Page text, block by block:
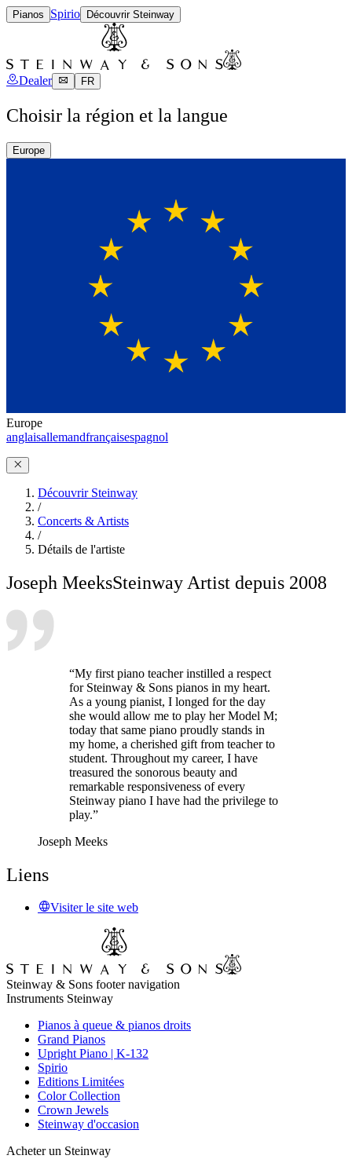
Pianos Spirio Découvrir Steinway
Dealer FR
Choisir la région et la langue
Europe
Europe
anglaisallemandfrançaisespagnol
Découvrir Steinway
/
Concerts & Artists
/
Détails de l'artiste
Joseph MeeksSteinway Artist depuis 2008
“My first piano teacher instilled a respect
for Steinway & Sons pianos in my heart.
As a young pianist, I longed for the day
she would allow me to play her Model M;
today that same piano proudly stands in
my home, a cherished gift from teacher to
student. Throughout my career, I have
treasured the sonorous beauty and
remarkable responsiveness of every
Steinway piano I have had the privilege to
play.”
Joseph Meeks
Liens
Visiter le site web
Steinway & Sons footer navigation
Instruments Steinway
Pianos à queue & pianos droits
Grand Pianos
Upright Piano | K-132
Spirio
Editions Limitées
Color Collection
Crown Jewels
Steinway d'occasion
Acheter un Steinway